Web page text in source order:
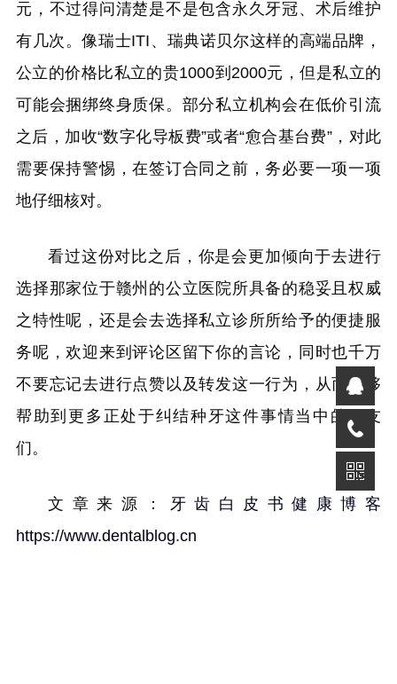
元，不过得问清楚是不是包含永久牙冠、术后维护
有几次。像瑞士ITI、瑞典诺贝尔这样的高端品牌，
公立的价格比私立的贵1000到2000元，但是私立的
可能会捆绑终身质保。部分私立机构会在低价引流
之后，加收“数字化导板费”或者“愈合基台费”，对此
需要保持警惕，在签订合同之前，务必要一项一项
地仔细核对。
看过这份对比之后，你是会更加倾向于去进行
选择那家位于赣州的公立医院所具备的稳妥且权威
之特性呢，还是会去选择私立诊所所给予的便捷服
务呢，欢迎来到评论区留下你的言论，同时也千万
不要忘记去进行点赞以及转发这一行为，从而能够
帮助到更多正处于纠结种牙这件事情当中的朋友
们。
文章来源： 牙齿白皮书健康博客
https://www.dentalblog.cn